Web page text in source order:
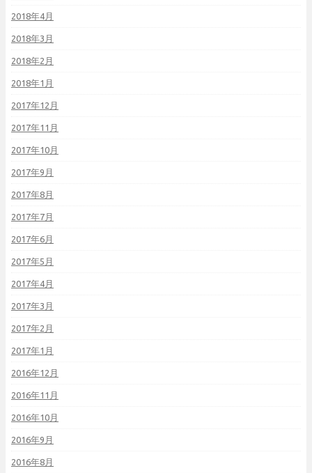
2018年4月
2018年3月
2018年2月
2018年1月
2017年12月
2017年11月
2017年10月
2017年9月
2017年8月
2017年7月
2017年6月
2017年5月
2017年4月
2017年3月
2017年2月
2017年1月
2016年12月
2016年11月
2016年10月
2016年9月
2016年8月